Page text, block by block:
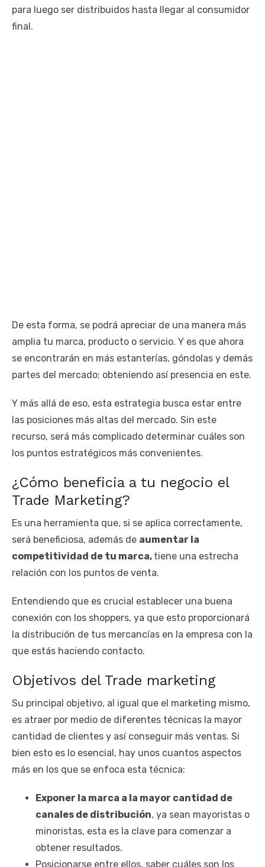
para luego ser distribuidos hasta llegar al consumidor
final.
De esta forma, se podrá apreciar de una manera más
amplia tu marca, producto o servicio. Y es que ahora
se encontrarán en más estanterías, góndolas y demás
partes del mercado; obteniendo así presencia en este.
Y más allá de eso, esta estrategia busca estar entre
las posiciones más altas del mercado. Sin este
recurso, será más complicado determinar cuáles son
los puntos estratégicos más convenientes.
¿Cómo beneficia a tu negocio el
Trade Marketing?
Es una herramienta que, si se aplica correctamente,
será beneficiosa, además de aumentar la
competitividad de tu marca, tiene una estrecha
relación con los puntos de venta.
Entendiendo que es crucial establecer una buena
conexión con los shoppers, ya que esto proporcionará
la distribución de tus mercancías en la empresa con la
que estás haciendo contacto.
Objetivos del Trade marketing
Su principal objetivo, al igual que el marketing mismo,
es atraer por medio de diferentes técnicas la mayor
cantidad de clientes y así conseguir más ventas. Si
bien esto es lo esencial, hay unos cuantos aspectos
más en los que se enfoca esta técnica:
Exponer la marca a la mayor cantidad de
canales de distribución, ya sean mayoristas o
minoristas, esta es la clave para comenzar a
obtener resultados.
Posicionarse entre ellos, saber cuáles son los